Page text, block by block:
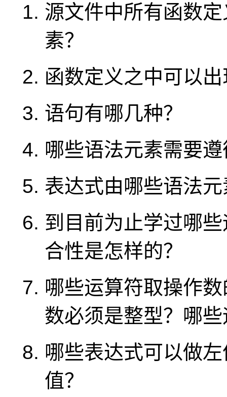
源文件中所有函数
素？
函数定义之中可以
语句有哪几种？
哪些语法元素需要
表达式由哪些语法
到目前为止学过哪
合性是怎样的？
哪些运算符取操作
数必须是整型？哪
哪些表达式可以做
值？